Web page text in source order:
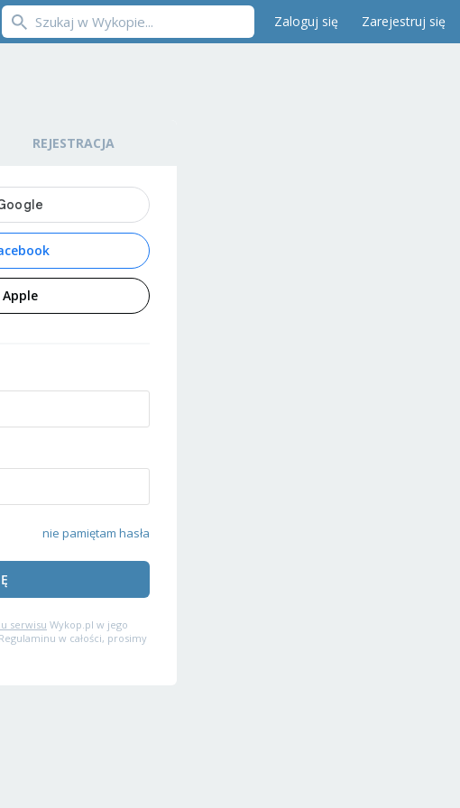
Zaloguj się Zarejestruj się
REJESTRACJA
nie pamiętam hasła
serwisu Wykop.pl w jego
w całości, prosimy